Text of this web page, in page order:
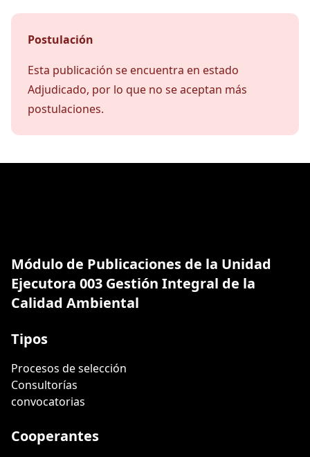
Postulación
Esta publicación se encuentra en estado
Adjudicado, por lo que no se aceptan más
postulaciones.
Módulo de Publicaciones de la Unidad
Ejecutora 003 Gestión Integral de la
Calidad Ambiental
Tipos
Procesos de selección
Consultorías
convocatorias
Cooperantes